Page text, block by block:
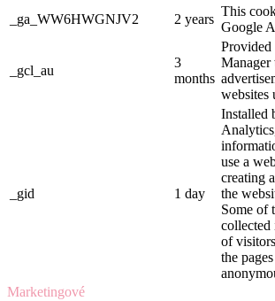
_ga_WW6HWGNJV2
2 years
This
Google
_gcl_au
3
months
Provided
Manager
websites
_gid 1 day
Installed
use a
creating
the
Some of
collected
of
the
Marketingové